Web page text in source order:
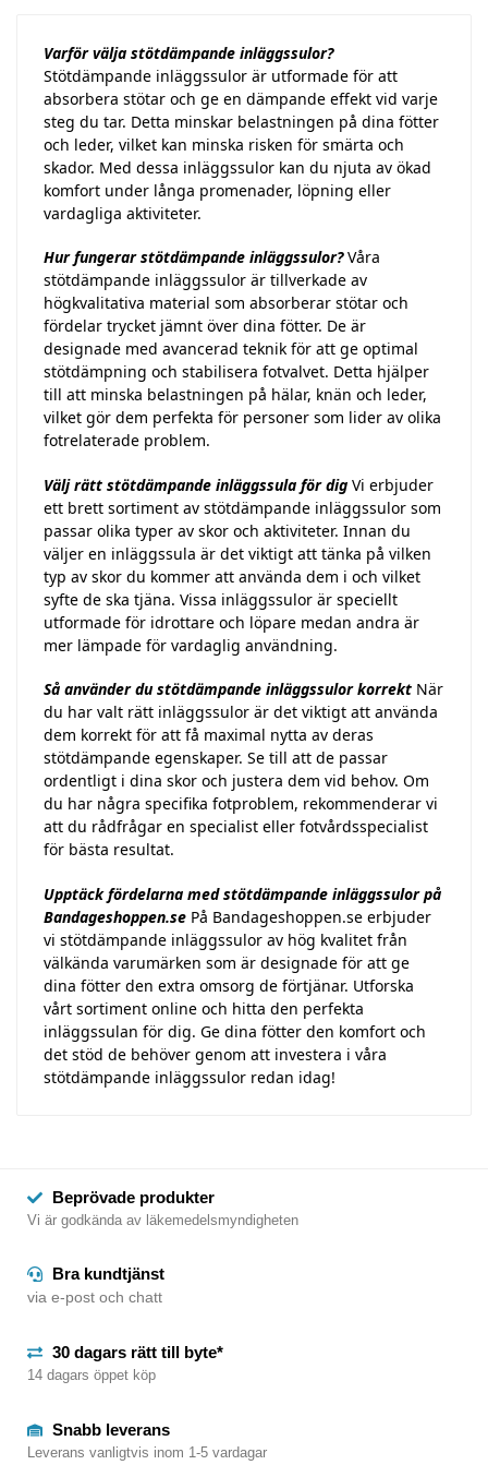
Varför välja stötdämpande inläggssulor?
Stötdämpande inläggssulor är utformade för att
absorbera stötar och ge en dämpande effekt vid varje
steg du tar. Detta minskar belastningen på dina fötter
och leder, vilket kan minska risken för smärta och
skador. Med dessa inläggssulor kan du njuta av ökad
komfort under långa promenader, löpning eller
vardagliga aktiviteter.
Hur fungerar stötdämpande inläggssulor?Våra
stötdämpande inläggssulor är tillverkade av
högkvalitativa material som absorberar stötar och
fördelar trycket jämnt över dina fötter. De är
designade med avancerad teknik för att ge optimal
stötdämpning och stabilisera fotvalvet. Detta hjälper
till att minska belastningen på hälar, knän och leder,
vilket gör dem perfekta för personer som lider av olika
fotrelaterade problem.
Välj rätt stötdämpande inläggssula för dig Vi erbjuder
ett brett sortiment av stötdämpande inläggssulor som
passar olika typer av skor och aktiviteter. Innan du
väljer en inläggssula är det viktigt att tänka på vilken
typ av skor du kommer att använda dem i och vilket
syfte de ska tjäna. Vissa inläggssulor är speciellt
utformade för idrottare och löpare medan andra är
mer lämpade för vardaglig användning.
Så använder du stötdämpande inläggssulor korrekt När
du har valt rätt inläggssulor är det viktigt att använda
dem korrekt för att få maximal nytta av deras
stötdämpande egenskaper. Se till att de passar
ordentligt i dina skor och justera dem vid behov. Om
du har några specifika fotproblem, rekommenderar vi
att du rådfrågar en specialist eller fotvårdsspecialist
för bästa resultat.
Upptäck fördelarna med stötdämpande inläggssulor på
Bandageshoppen.se På Bandageshoppen.se erbjuder
vi stötdämpande inläggssulor av hög kvalitet från
välkända varumärken som är designade för att ge
dina fötter den extra omsorg de förtjänar. Utforska
vårt sortiment online och hitta den perfekta
inläggssulan för dig. Ge dina fötter den komfort och
det stöd de behöver genom att investera i våra
stötdämpande inläggssulor redan idag!
Beprövade produkter
Vi är godkända av läkemedelsmyndigheten
Bra kundtjänst
via e-post och chatt
30 dagars rätt till byte*
14 dagars öppet köp
Snabb leverans
Leverans vanligtvis inom 1-5 vardagar